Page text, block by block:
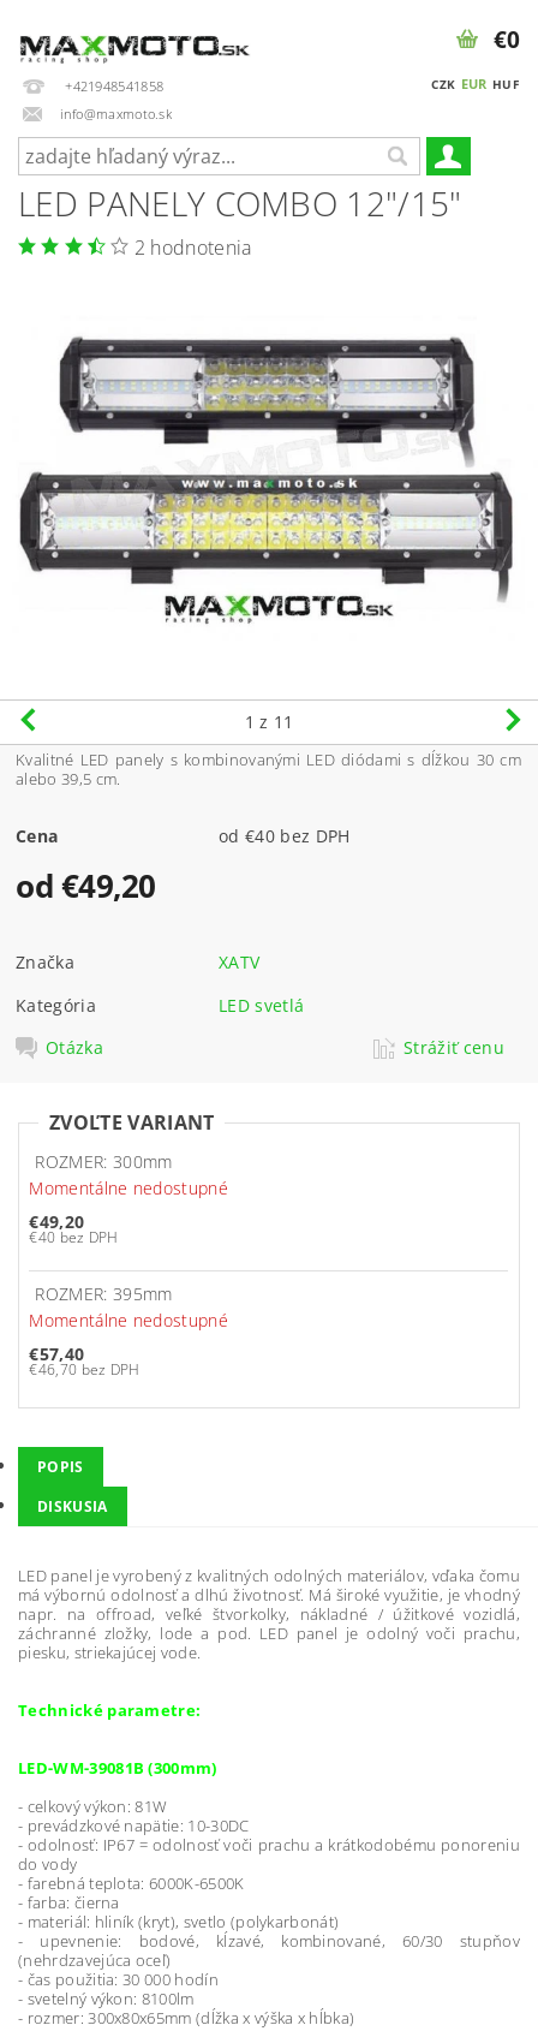
+421948541858
info@maxmoto.sk
CZK EUR HUF
€0
LED PANELY COMBO 12"/15"
2 hodnotenia
1 z 11
Kvalitné LED panely s kombinovanými LED diódami s dĺžkou 30 cm
alebo 39,5 cm.
Cena od €40 bez DPH
od €49,20
Značka
XATV
Kategória
LED svetlá
Otázka
Strážiť cenu
ZVOĽTE VARIANT
ROZMER: 300mm
Momentálne nedostupné
€49,20
€40 bez DPH
ROZMER: 395mm
Momentálne nedostupné
€57,40
€46,70 bez DPH
POPIS
DISKUSIA
LED panel je vyrobený z kvalitných odolných materiálov, vďaka čomu
má výbornú odolnosť a dlhú životnosť. Má široké využitie, je vhodný
napr. na offroad, veľké štvorkolky, nákladné / úžitkové vozidlá,
záchranné zložky, lode a pod. LED panel je odolný voči prachu,
piesku, striekajúcej vode.
Technické parametre:
LED-WM-39081B (300mm)
- celkový výkon: 81W
- prevádzkové napätie: 10-30DC
- odolnosť: IP67 = odolnosť voči prachu a krátkodobému ponoreniu
do vody
- farebná teplota: 6000K-6500K
- farba: čierna
- materiál: hliník (kryt), svetlo (polykarbonát)
- upevnenie: bodové, kĺzavé, kombinované, 60/30 stupňov
(nehrdzavejúca oceľ)
- čas použitia: 30 000 hodín
- svetelný výkon: 8100lm
- rozmer: 300x80x65mm (dĺžka x výška x hĺbka)